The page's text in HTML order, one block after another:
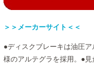
＞＞メーカーサイト＜＜
●ディスクブレーキは油圧
様のアルテグラを採用。●見